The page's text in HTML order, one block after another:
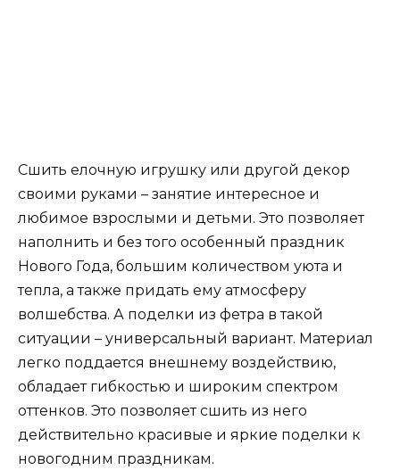
Сшить елочную игрушку или другой декор
своими руками – занятие интересное и
любимое взрослыми и детьми. Это позволяет
наполнить и без того особенный праздник
Нового Года, большим количеством уюта и
тепла, а также придать ему атмосферу
волшебства. А поделки из фетра в такой
ситуации – универсальный вариант. Материал
легко поддается внешнему воздействию,
обладает гибкостью и широким спектром
оттенков. Это позволяет сшить из него
действительно красивые и яркие поделки к
новогодним праздникам.